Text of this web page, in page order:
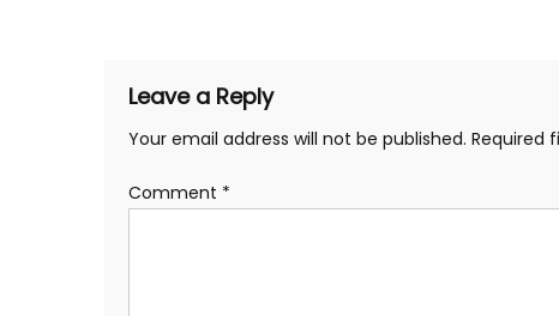
Leave a Reply
Your email address will not be published. Required
Comment *